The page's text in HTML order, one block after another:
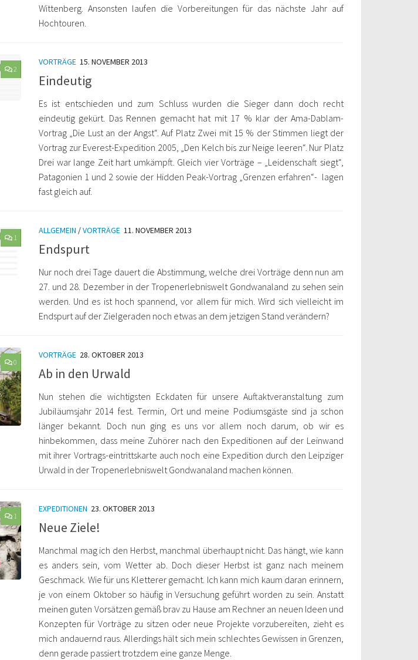
Wittenberg. Ansonsten laufen die Vorbereitungen für das nächste Jahr auf
Hochtouren.
2
VORTRÄGE 15. NOVEMBER 2013
Eindeutig
Es ist entschieden und zum Schluss wurden die Sieger dann doch recht
eindeutig gekürt. Das Rennen gemacht hat mit 17 % klar der Ama-Dablam-
Vortrag „Die Lust an der Angst“. Auf Platz Zwei mit 15 % der Stimmen liegt der
Vortrag zur Everest-Expedition 2005, „Den Kelch bis zur Neige leeren“. Nur Platz
Drei war lange Zeit hart umkämpft. Gleich vier Vorträge – „Leidenschaft siegt“,
Patagonien 1 und 2 sowie der Hidden Peak-Vortrag „Grenzen erfahren“- lagen
fast gleich auf.
1
ALLGEMEIN /VORTRÄGE 11. NOVEMBER 2013
Endspurt
Nur noch drei Tage dauert die Abstimmung, welche drei Vorträge denn nun am
27. und 28. Dezember in der Tropenerlebniswelt Gondwanaland zu sehen sein
werden. Und es ist hoch spannend, vor allem für mich. Wird sich vielleicht im
Endspurt auf der Zielgeraden noch etwas an dem jetzigen Stand verändern?
0
VORTRÄGE 28. OKTOBER 2013
Ab in den Urwald
Nun stehen die wichtigsten Eckdaten für unsere Auftaktveranstaltung zum
Jubiläumsjahr 2014 fest. Termin, Ort und meine Podiumsgäste sind ja schon
länger bekannt. Doch nun ging es uns vor allem noch darum, ob wir es
hinbekommen, dass meine Zuhörer nach den Expeditionen auf der Leinwand
mit ihrer Vortrags-eintrittskarte auch noch eine Expedition durch den Leipziger
Urwald in der Tropenerlebniswelt Gondwanaland machen können.
1
EXPEDITIONEN 23. OKTOBER 2013
Neue Ziele!
Manchmal mag ich den Herbst, manchmal überhaupt nicht. Das hängt, wie kann
es anders sein, vom Wetter ab. Doch dieser Herbst ist ganz nach meinem
Geschmack. Wie für uns Kletterer gemacht. Ich kann mich kaum daran erinnern,
je von einem Oktober so häufig in Versuchung geführt worden zu sein. Anstatt
meinen guten Vorsätzen gemäß brav zu Hause am Rechner an neuen Ideen und
Konzepten für Vorträge zu sitzen oder neue Projekte vorzubereiten, zieht es
mich andauernd raus. Allerdings hält sich mein schlechtes Gewissen in Grenzen,
denn gerade passiert trotzdem eine ganze Menge.